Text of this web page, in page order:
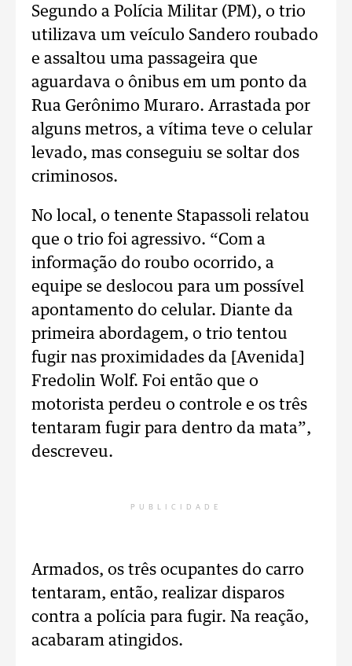
Segundo a Polícia Militar (PM), o trio
utilizava um veículo Sandero roubado
e assaltou uma passageira que
aguardava o ônibus em um ponto da
Rua Gerônimo Muraro. Arrastada por
alguns metros, a vítima teve o celular
levado, mas conseguiu se soltar dos
criminosos.
No local, o tenente Stapassoli relatou
que o trio foi agressivo. “Com a
informação do roubo ocorrido, a
equipe se deslocou para um possível
apontamento do celular. Diante da
primeira abordagem, o trio tentou
fugir nas proximidades da [Avenida]
Fredolin Wolf. Foi então que o
motorista perdeu o controle e os três
tentaram fugir para dentro da mata”,
descreveu.
PUBLICIDADE
Armados, os três ocupantes do carro
tentaram, então, realizar disparos
contra a polícia para fugir. Na reação,
acabaram atingidos.